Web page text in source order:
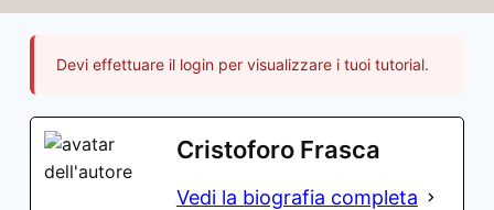
Devi effettuare il login per visualizzare i tuoi tutorial.
Cristoforo Frasca
Vedi la biografia completa